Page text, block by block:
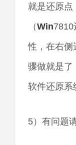
就是还原点
（Win7810
性，在右侧
骤做就是了
软件还原系
5）有问题